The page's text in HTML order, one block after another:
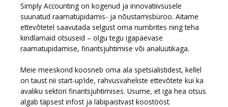
Simply Accounting on kogenud ja innovatiivsusele
suunatud raamatupidamis- ja nõustamisbüroo. Aitame
ettevõtetel saavutada selgust oma numbrites ning teha
kindlamaid otsuseid – olgu tegu igapäevase
raamatupidamise, finantsjuhtimise või analüütikaga.
Meie meeskond koosneb oma ala spetsialistidest, kellel
on taust nii start-up’ide, rahvusvaheliste ettevõtete kui ka
avaliku sektori finantsjuhtimises. Usume, et iga hea otsus
algab täpsest infost ja läbipaistvast koostööst.